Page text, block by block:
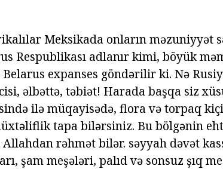
Meksikada onların məzuniyyət
Respublikası adlanır kimi, böyük
Belarus expanses göndərilir ki. Nə
əlbəttə, təbiət! Harada başqa siz
ilə müqayisədə, flora və torpaq
tapa bilərsiniz. Bu bölgənin
Allahdan rəhmət bilər. səyyah dəvət
şam meşələri, palıd və sonsuz şıq